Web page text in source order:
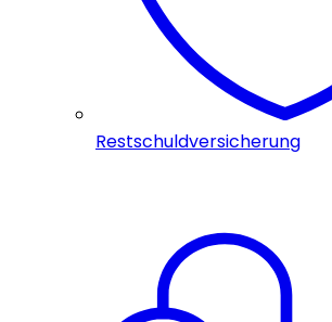
Restschuldversicherung